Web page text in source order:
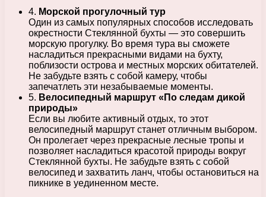
4. Морской прогулочный тур
Один из самых популярных способов исследовать
окрестности Стеклянной бухты — это совершить
морскую прогулку. Во время тура вы сможете
насладиться прекрасными видами на бухту,
поблизости острова и местных морских обитателей.
Не забудьте взять с собой камеру, чтобы
запечатлеть эти незабываемые моменты.
5. Велосипедный маршрут «По следам дикой
природы»
Если вы любите активный отдых, то этот
велосипедный маршрут станет отличным выбором.
Он пролегает через прекрасные лесные тропы и
позволяет насладиться красотой природы вокруг
Стеклянной бухты. Не забудьте взять с собой
велосипед и захватить ланч, чтобы остановиться на
пикнике в уединенном месте.